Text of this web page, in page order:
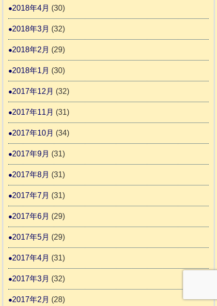
2018年4月 (30)
2018年3月 (32)
2018年2月 (29)
2018年1月 (30)
2017年12月 (32)
2017年11月 (31)
2017年10月 (34)
2017年9月 (31)
2017年8月 (31)
2017年7月 (31)
2017年6月 (29)
2017年5月 (29)
2017年4月 (31)
2017年3月 (32)
2017年2月 (28)